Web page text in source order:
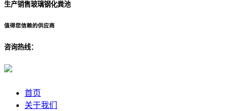
生产销售玻璃钢化粪池
值得您信赖的供应商
咨询热线：
首页
关于我们